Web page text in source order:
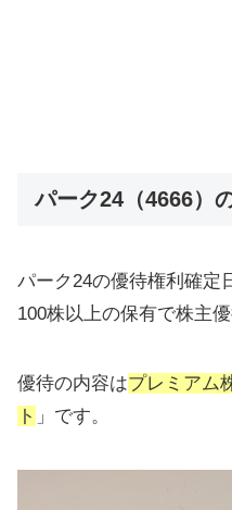
パーク24（4666）
パーク24の優待権利確定
100株以上の保有で株主
優待の内容はプレミアム
ト 」です。